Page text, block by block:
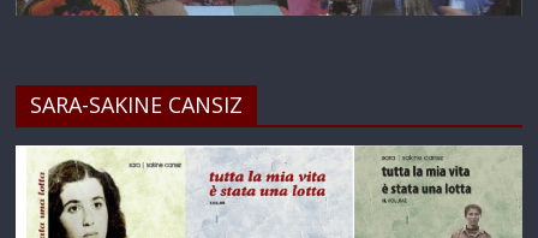
SARA-SAKINE CANSIZ